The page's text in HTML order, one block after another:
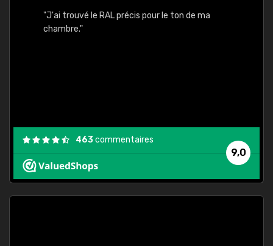
"J'ai trouvé le RAL précis pour le ton de ma
chambre."
9,0
463commentaires